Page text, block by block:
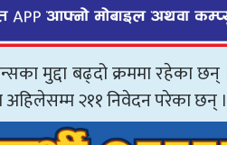
मुद्दा बढ्दो क्रममा रहेका छन्
२११ निवेदन परेका छन् ।